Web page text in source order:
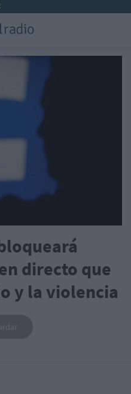
directo que
y la violencia